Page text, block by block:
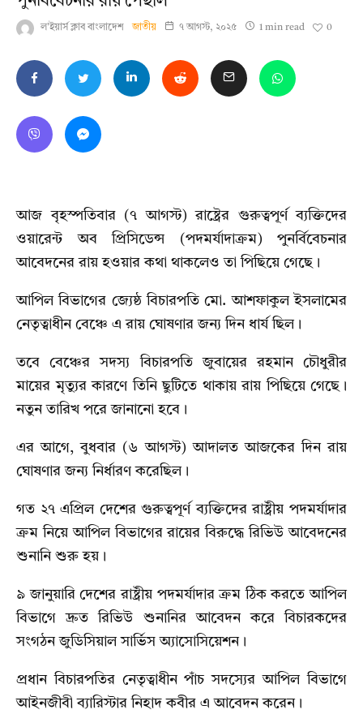
ল'ইয়ার্স ক্লাব বাংলাদেশ জাতীয় ৭ আগস্ট, ২০২৫ 1 min read 0
আজ বৃহস্পতিবার (৭ আগস্ট) রাষ্ট্রের গুরুত্বপূর্ণ ব্যক্তিদের
ওয়ারেন্ট অব প্রিসিডেন্স (পদমর্যাদাক্রম) পুনর্বিবেচনার
আবেদনের রায় হওয়ার কথা থাকলেও তা পিছিয়ে গেছে।
আপিল বিভাগের জ্যেষ্ঠ বিচারপতি মো. আশফাকুল ইসলামের
নেতৃত্বাধীন বেঞ্চে এ রায় ঘোষণার জন্য দিন ধার্য ছিল।
তবে বেঞ্চের সদস্য বিচারপতি জুবায়ের রহমান চৌধুরীর
মায়ের মৃত্যুর কারণে তিনি ছুটিতে থাকায় রায় পিছিয়ে গেছে।
নতুন তারিখ পরে জানানো হবে।
এর আগে, বুধবার (৬ আগস্ট) আদালত আজকের দিন রায়
ঘোষণার জন্য নির্ধারণ করেছিল।
গত ২৭ এপ্রিল দেশের গুরুত্বপূর্ণ ব্যক্তিদের রাষ্ট্রীয় পদমর্যাদার
ক্রম নিয়ে আপিল বিভাগের রায়ের বিরুদ্ধে রিভিউ আবেদনের
শুনানি শুরু হয়।
৯ জানুয়ারি দেশের রাষ্ট্রীয় পদমর্যাদার ক্রম ঠিক করতে আপিল
বিভাগে দ্রুত রিভিউ শুনানির আবেদন করে বিচারকদের
সংগঠন জুডিসিয়াল সার্ভিস অ্যাসোসিয়েশন।
প্রধান বিচারপতির নেতৃত্বাধীন পাঁচ সদস্যের আপিল বিভাগে
আইনজীবী ব্যারিস্টার নিহাদ কবীর এ আবেদন করেন।